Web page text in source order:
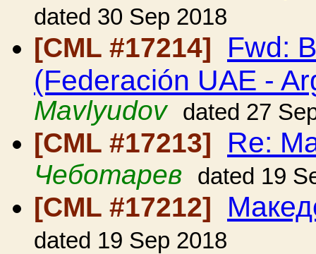
dated 30 Sep 2018
[CML #17214] Fwd:
(Federación UAE -
Mavlyudov
dated 27
[CML #17213] Re:
Чеботарев dated 19
[CML #17212]
dated 19 Sep 2018